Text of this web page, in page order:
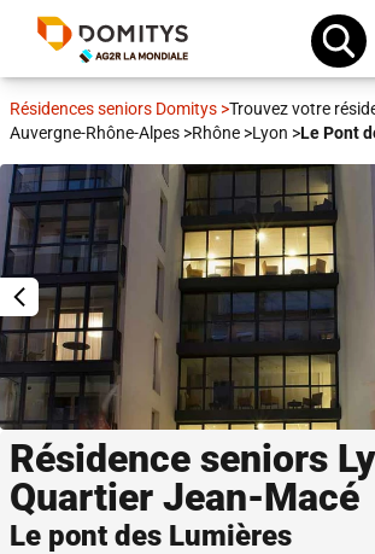
Résidences seniors Domitys >Trouvez votre
Auvergne-Rhône-Alpes >Rhône >Lyon >Le Pont
Résidence seniors
Quartier Jean-Macé
Le pont des Lumières